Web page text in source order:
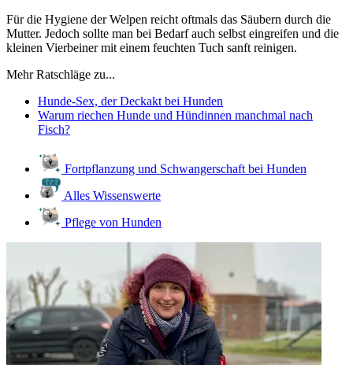
Für die Hygiene der Welpen reicht oftmals das Säubern durch die
Mutter. Jedoch sollte man bei Bedarf auch selbst eingreifen und die
kleinen Vierbeiner mit einem feuchten Tuch sanft reinigen.
Mehr Ratschläge zu...
Hunde-Sex, der Deckakt bei Hunden
Warum riechen Hunde und Hündinnen manchmal nach
Fisch?
Fortpflanzung und Schwangerschaft bei Hunden
Alles Wissenswerte
Pflege von Hunden